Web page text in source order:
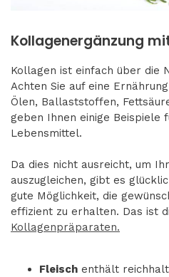
Kollagenergänzung
Kollagen ist einfach über die
Achten Sie auf eine
Ölen, Ballaststoffen,
geben Ihnen einige Beispiele
Lebensmittel.
Da dies nicht ausreicht, um
auszugleichen, gibt es
gute Möglichkeit, die
effizient zu erhalten. Das ist
Kollagenpräparaten.
Fleisch enthält